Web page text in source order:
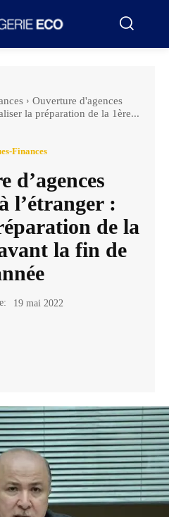
Ouverture d'agences
la préparation de la 1ère...
Finances
d’agences
l’étranger :
de la
la fin de
19 mai 2022